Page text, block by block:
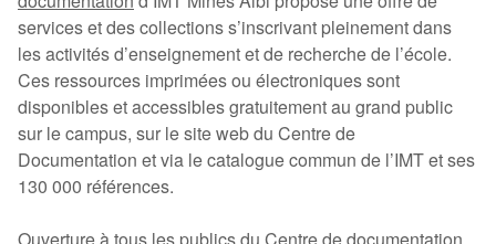
services et des collections s’inscrivant pleinement dans
les activités d’enseignement et de recherche de l’école.
Ces ressources imprimées ou électroniques sont
disponibles et accessibles gratuitement au grand public
sur le campus, sur le site web du Centre de
Documentation et via le catalogue commun de l’IMT et ses
130 000 références.
Ouverture à tous les publics du Centre de documentation